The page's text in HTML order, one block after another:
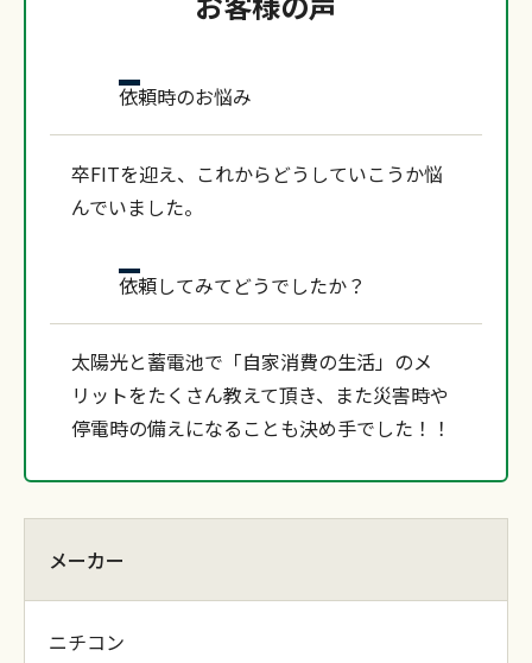
依頼時のお悩み
卒FITを迎え、これからどうしていこうか悩
んでいました。
依頼してみてどうでしたか？
太陽光と蓄電池で「自家消費の生活」のメ
リットをたくさん教えて頂き、また災害時や
停電時の備えになることも決め手でした！！
メーカー
ニチコン